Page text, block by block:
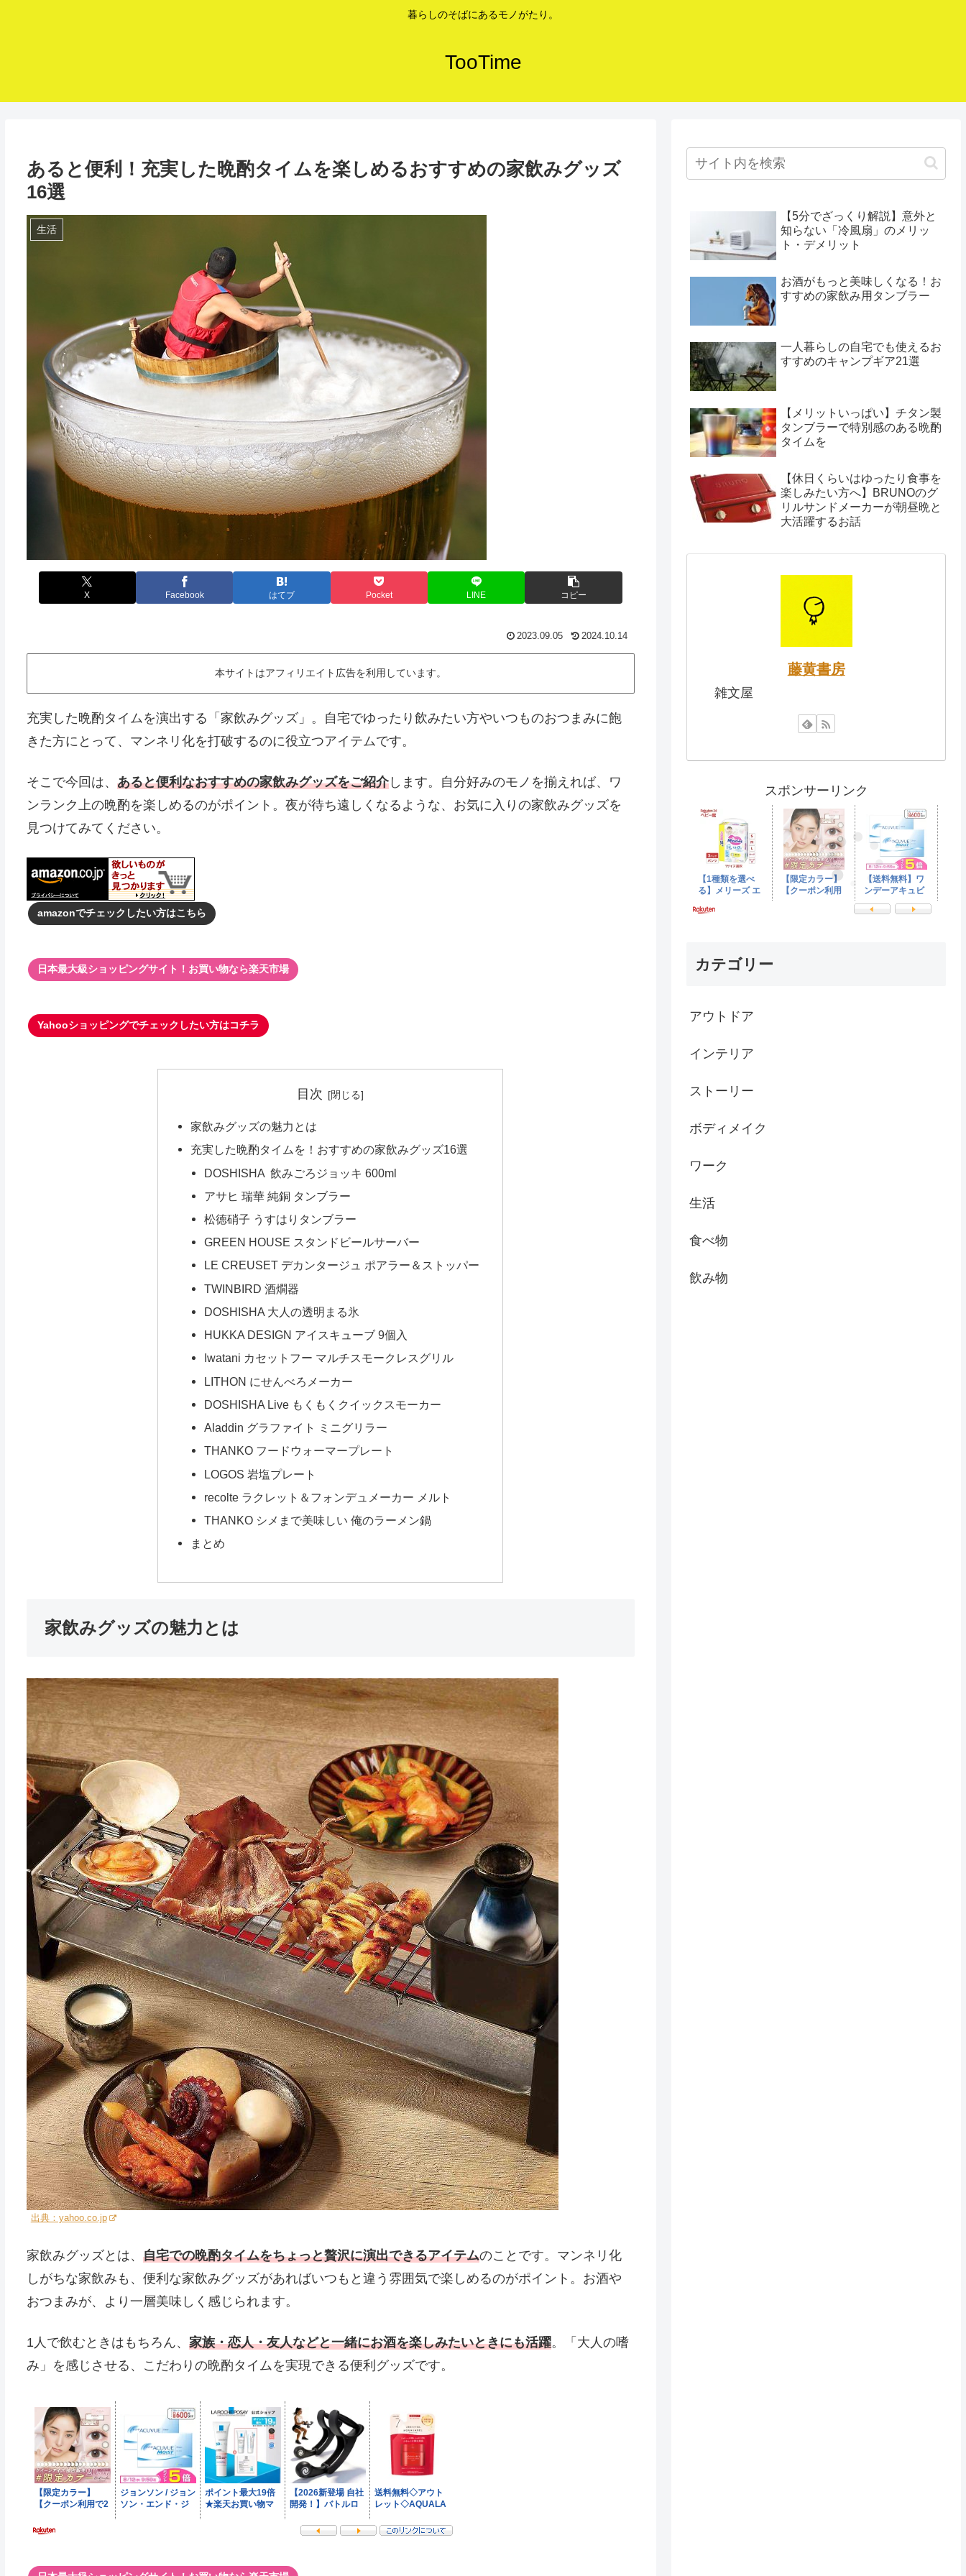
暮らしのそばにあるモノがたり。
TooTime
あると便利！充実した晩酌タイムを楽しめるおすすめの家飲みグッズ
16選
生活
X Facebook はてブ Pocket LINE コピー
2023.09.05 2024.10.14
本サイトはアフィリエイト広告を利用しています。
充実した晩酌タイムを演出する「家飲みグッズ」。自宅でゆったり飲みたい方やいつものおつまみに飽
きた方にとって、マンネリ化を打破するのに役立つアイテムです。
そこで今回は、 あると便利なおすすめの家飲みグッズをご紹介します。自分好みのモノを揃えれば、ワ
ンランク上の晩酌を楽しめるのがポイント。夜が待ち遠しくなるような、お気に入りの家飲みグッズを
見つけてみてください。
amazonでチェックしたい方はこちら
日本最大級ショッピングサイト！お買い物なら楽天市場
Yahooショッピングでチェックしたい方はコチラ
目次
家飲みグッズの魅力とは
充実した晩酌タイムを！おすすめの家飲みグッズ16選
DOSHISHA 飲みごろジョッキ 600ml
アサヒ 瑞華 純銅 タンブラー
松徳硝子 うすはりタンブラー
GREEN HOUSE スタンドビールサーバー
LE CREUSET デカンタージュ ポアラー＆ストッパー
TWINBIRD 酒燗器
DOSHISHA 大人の透明まる氷
HUKKA DESIGN アイスキューブ 9個入
Iwatani カセットフー マルチスモークレスグリル
LITHON にせんべろメーカー
DOSHISHA Live もくもくクイックスモーカー
Aladdin グラファイト ミニグリラー
THANKO フードウォーマープレート
LOGOS 岩塩プレート
recolte ラクレット＆フォンデュメーカー メルト
THANKO シメまで美味しい 俺のラーメン鍋
まとめ
家飲みグッズの魅力とは
出典：yahoo.co.jp
家飲みグッズとは、 自宅での晩酌タイムをちょっと贅沢に演出できるアイテムのことです。マンネリ化
しがちな家飲みも、便利な家飲みグッズがあればいつもと違う雰囲気で楽しめるのがポイント。お酒や
おつまみが、より一層美味しく感じられます。
1人で飲むときはもちろん、 家族・恋人・友人などと一緒にお酒を楽しみたいときにも活躍。「大人の嗜
み」を感じさせる、こだわりの晩酌タイムを実現できる便利グッズです。
【5分でざっくり解説】意外と
知らない「冷風扇」のメリッ
ト・デメリット
お酒がもっと美味しくなる！お
すすめの家飲み用タンブラー
一人暮らしの自宅でも使えるお
すすめのキャンプギア21選
【メリットいっぱい】チタン製
タンブラーで特別感のある晩酌
タイムを
【休日くらいはゆったり食事を
楽しみたい方へ】BRUNOのグ
リルサンドメーカーが朝昼晩と
大活躍するお話
藤黄書房
雑文屋
スポンサーリンク
カテゴリー
アウトドア
インテリア
ストーリー
ボディメイク
ワーク
生活
食べ物
飲み物